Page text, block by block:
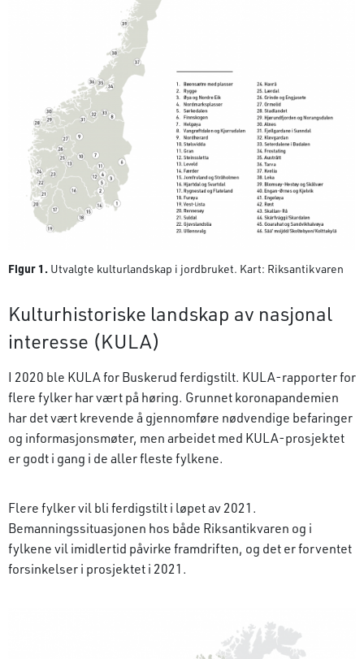
Figur 1. Utvalgte kulturlandskap i jordbruket. Kart: Riksantikvaren
Kulturhistoriske landskap av nasjonal
interesse (KULA)
I 2020 ble KULA for Buskerud ferdigstilt. KULA-rapporter for
flere fylker har vært på høring. Grunnet koronapandemien
har det vært krevende å gjennomføre nødvendige befaringer
og informasjonsmøter, men arbeidet med KULA-prosjektet
er godt i gang i de aller fleste fylkene.
Flere fylker vil bli ferdigstilt i løpet av 2021.
Bemanningssituasjonen hos både Riksantikvaren og i
fylkene vil imidlertid påvirke framdriften, og det er forventet
forsinkelser i prosjektet i 2021.